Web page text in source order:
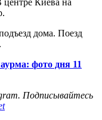
дома. Поезд
фото дня 11
Подписывайтесь